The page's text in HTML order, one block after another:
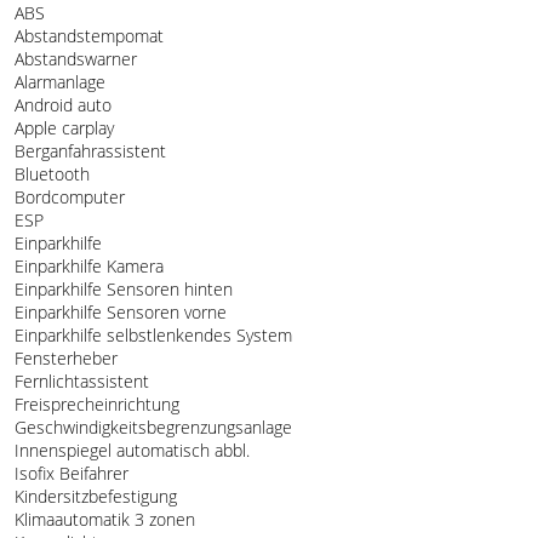
ABS
Abstandstempomat
Abstandswarner
Alarmanlage
Android auto
Apple carplay
Berganfahrassistent
Bluetooth
Bordcomputer
ESP
Einparkhilfe
Einparkhilfe Kamera
Einparkhilfe Sensoren hinten
Einparkhilfe Sensoren vorne
Einparkhilfe selbstlenkendes System
Fensterheber
Fernlichtassistent
Freisprecheinrichtung
Geschwindigkeitsbegrenzungsanlage
Innenspiegel automatisch abbl.
Isofix Beifahrer
Kindersitzbefestigung
Klimaautomatik 3 zonen